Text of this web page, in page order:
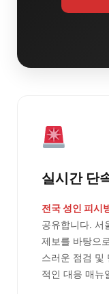
실시간 단
전국 성인 피시
공유합니다. 서
제보를 바탕으
스러운 점검 및
적인 대응 매뉴